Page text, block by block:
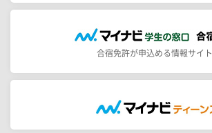
合宿免許が申込める情報サイト